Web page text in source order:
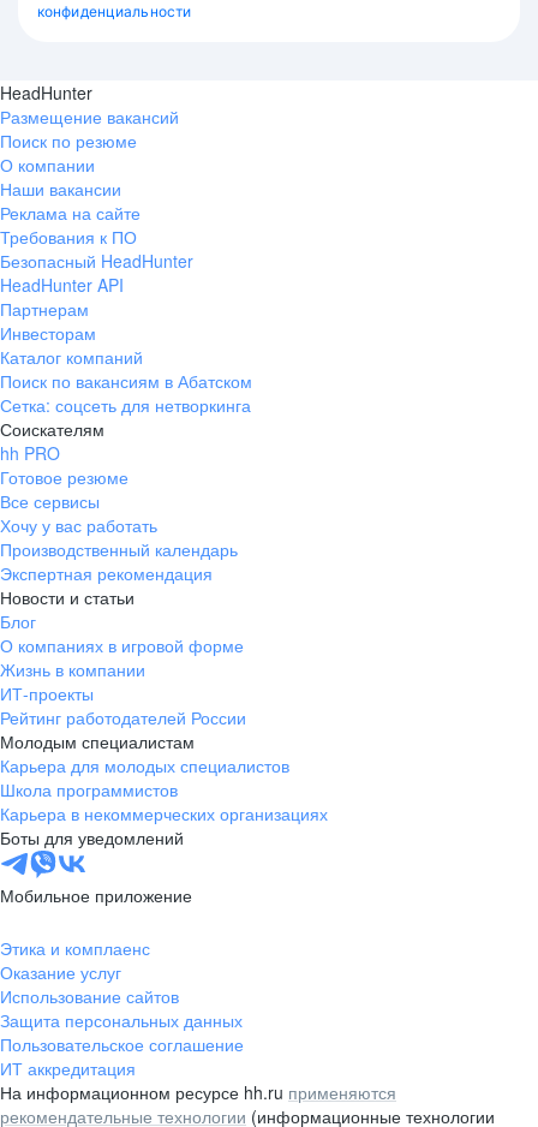
конфиденциальности
HeadHunter
Размещение вакансий
Поиск по резюме
О компании
Наши вакансии
Реклама на сайте
Требования к ПО
Безопасный HeadHunter
HeadHunter API
Партнерам
Инвесторам
Каталог компаний
Поиск по вакансиям в Абатском
Сетка: соцсеть для нетворкинга
Соискателям
hh PRO
Готовое резюме
Все сервисы
Хочу у вас работать
Производственный календарь
Экспертная рекомендация
Новости и статьи
Блог
О компаниях в игровой форме
Жизнь в компании
ИТ-проекты
Рейтинг работодателей России
Молодым специалистам
Карьера для молодых специалистов
Школа программистов
Карьера в некоммерческих организациях
Боты для уведомлений
Мобильное приложение
Этика и комплаенс
Оказание услуг
Использование сайтов
Защита персональных данных
Пользовательское соглашение
ИТ аккредитация
На информационном ресурсе hh.ru применяются
рекомендательные технологии (информационные технологии